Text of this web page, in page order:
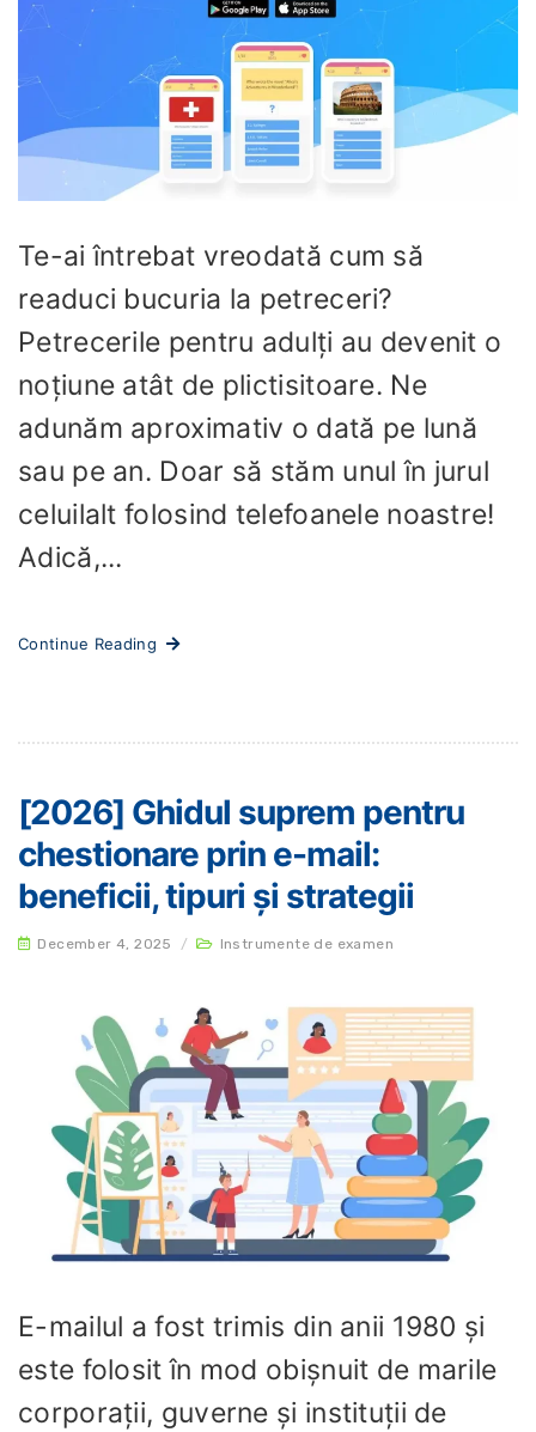
Te-ai întrebat vreodată cum să
readuci bucuria la petreceri?
Petrecerile pentru adulți au devenit o
noțiune atât de plictisitoare. Ne
adunăm aproximativ o dată pe lună
sau pe an. Doar să stăm unul în jurul
celuilalt folosind telefoanele noastre!
Adică,...
Continue Reading
[2026] Ghidul suprem pentru
chestionare prin e-mail:
beneficii, tipuri și strategii
December 4, 2025 / Instrumente de examen
E-mailul a fost trimis din anii 1980 și
este folosit în mod obișnuit de marile
corporații, guverne și instituții de